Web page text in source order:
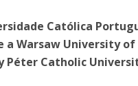
Católica
Warsaw University of
Péter Catholic